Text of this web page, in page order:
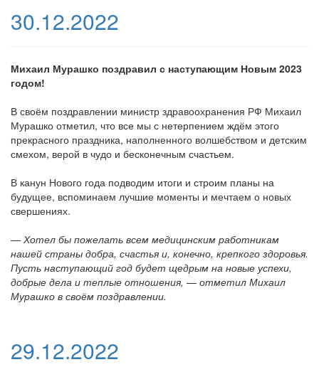
30.12.2022
Михаил Мурашко поздравил с наступающим Новым 2023
годом!
В своём поздравлении министр здравоохранения РФ Михаил
Мурашко отметил, что все мы с нетерпением ждём этого
прекрасного праздника, наполненного волшебством и детским
смехом, верой в чудо и бесконечным счастьем.
В канун Нового года подводим итоги и строим планы на
будущее, вспоминаем лучшие моменты и мечтаем о новых
свершениях.
— Хотел бы пожелать всем медицинским работникам
нашей страны добра, счастья и, конечно, крепкого здоровья.
Пусть наступающий год будет щедрым на новые успехи,
добрые дела и теплые отношения, — отметил Михаил
Мурашко в своём поздравлении.
29.12.2022